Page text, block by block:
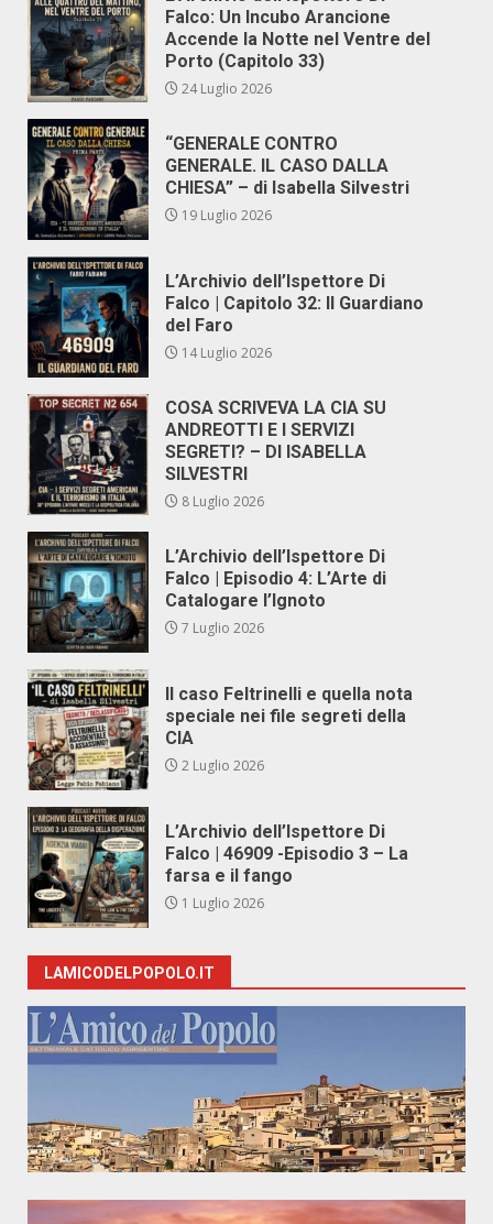
Falco: Un Incubo Arancione
Accende la Notte nel Ventre del
Porto (Capitolo 33)
24 Luglio 2026
“GENERALE CONTRO
GENERALE. IL CASO DALLA
CHIESA” – di Isabella Silvestri
19 Luglio 2026
L’Archivio dell’Ispettore Di
Falco | Capitolo 32: Il Guardiano
del Faro
14 Luglio 2026
COSA SCRIVEVA LA CIA SU
ANDREOTTI E I SERVIZI
SEGRETI? – DI ISABELLA
SILVESTRI
8 Luglio 2026
L’Archivio dell’Ispettore Di
Falco | Episodio 4: L’Arte di
Catalogare l’Ignoto
7 Luglio 2026
Il caso Feltrinelli e quella nota
speciale nei file segreti della
CIA
2 Luglio 2026
L’Archivio dell’Ispettore Di
Falco | 46909 -Episodio 3 – La
farsa e il fango
1 Luglio 2026
LAMICODELPOPOLO.IT